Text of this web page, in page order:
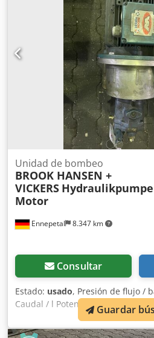
Ennepetal 8.347 km
Unidad de bombeo
BROOK HANSEN +
VICKERS
Motor
Consultar
Estado: usado, Presión de flujo /
Caudal / l Potencia del motor: 5,5
motor Datos técnicos (motor)
Modelo: WU-DA132SJ-D Código:
Guardar